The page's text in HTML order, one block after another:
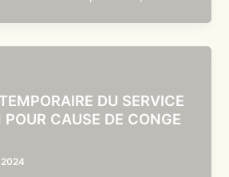
DU SERVICE
CAUSE DE CONGE